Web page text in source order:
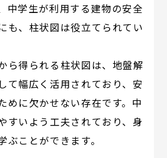
中学生が利用する建物の安全
も、柱状図は役立てられてい
ら得られる柱状図は、地盤解
て幅広く活用されており、安
めに欠かせない存在です。中
すいよう工夫されており、身
ぶことができます。